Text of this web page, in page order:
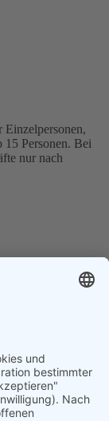
15 Personen. Bei
nur nach